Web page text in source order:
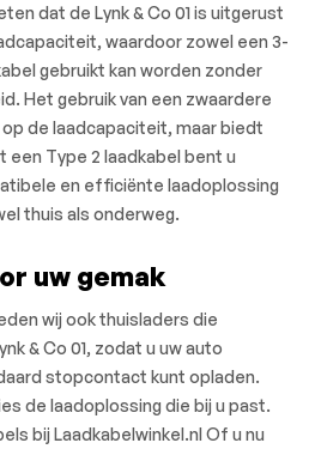
dat de Lynk & Co 01 is uitgerust
waardoor zowel een 3-
gebruikt kan worden zonder
Het gebruik van een zwaardere
de laadcapaciteit, maar biedt
een Type 2 laadkabel bent u
en efficiënte laadoplossing
thuis als onderweg.
uw gemak
wij ook thuisladers die
& Co 01, zodat u uw auto
stopcontact kunt opladen.
de laadoplossing die bij u past.
bij Laadkabelwinkel.nl Of u nu